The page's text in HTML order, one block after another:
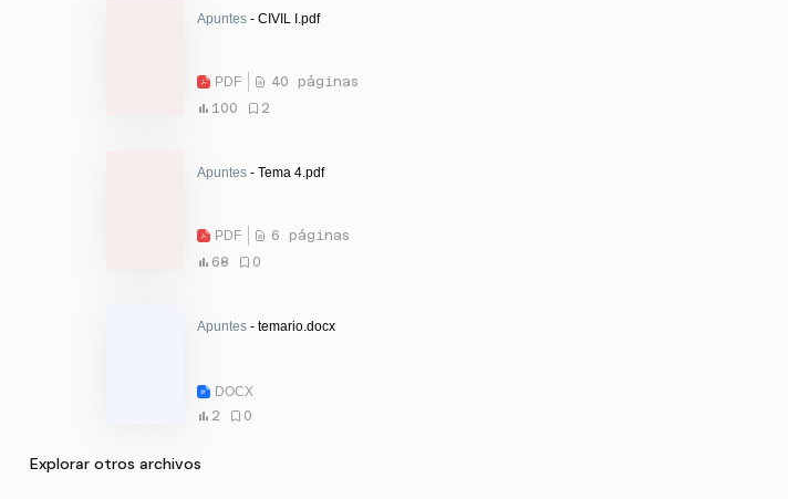
Apuntes - CIVIL I.pdf
PDF
40 páginas
100
2
Apuntes - Tema 4.pdf
PDF
6 páginas
68
0
Apuntes - temario.docx
DOCX
2
0
Explorar otros archivos